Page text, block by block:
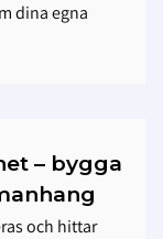
dina egna
– bygga
och hittar